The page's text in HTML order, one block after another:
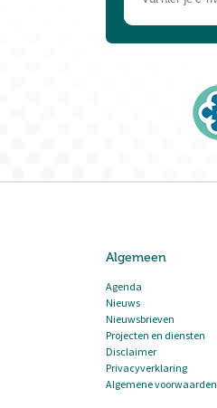
Algemeen
Agenda
Nieuws
Nieuwsbrieven
Projecten en diensten
Disclaimer
Privacyverklaring
Algemene voorwaarden